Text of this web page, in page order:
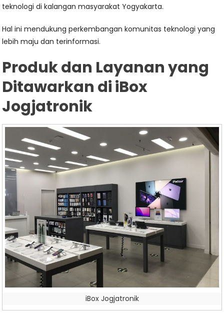
teknologi di kalangan masyarakat Yogyakarta.
Hal ini mendukung perkembangan komunitas teknologi yang
lebih maju dan terinformasi.
Produk dan Layanan yang
Ditawarkan di iBox
Jogjatronik
iBox Jogjatronik